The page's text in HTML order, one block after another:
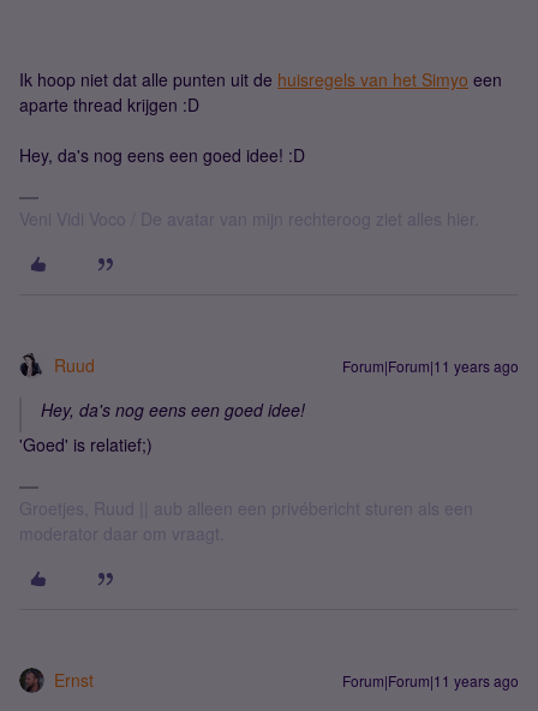
Ik hoop niet dat alle punten uit de huisregels van het Simyo een
aparte thread krijgen :D
Hey, da's nog eens een goed idee! :D
Veni Vidi Voco / De avatar van mijn rechteroog ziet alles hier.
Ruud Forum|Forum|11 years ago
Hey, da's nog eens een goed idee!
'Goed' is relatief;)
Groetjes, Ruud || aub alleen een privébericht sturen als een
moderator daar om vraagt.
Ernst Forum|Forum|11 years ago